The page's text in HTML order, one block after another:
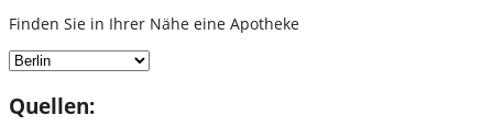
Finden Sie in Ihrer Nähe eine Apotheke
Quellen: